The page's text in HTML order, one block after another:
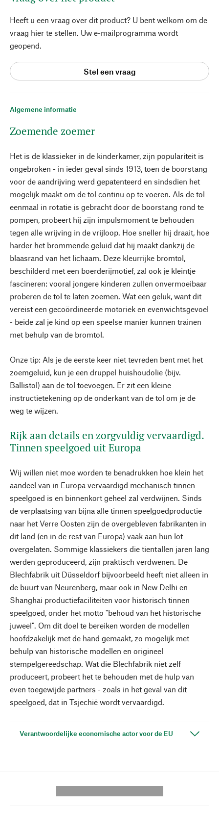
Algemene informatie
Zoemende zoemer
Het is de klassieker in de kinderkamer, zijn populariteit is
ongebroken - in ieder geval sinds 1913, toen de boorstang
voor de aandrijving werd gepatenteerd en sindsdien het
mogelijk maakt om de tol continu op te voeren. Als de tol
eenmaal in rotatie is gebracht door de boorstang rond te
pompen, probeert hij zijn impulsmoment te behouden
tegen alle wrijving in de vrijloop. Hoe sneller hij draait, hoe
harder het brommende geluid dat hij maakt dankzij de
blaasrand van het lichaam. Deze kleurrijke bromtol,
beschilderd met een boerderijmotief, zal ook je kleintje
fascineren: vooral jongere kinderen zullen onvermoeibaar
proberen de tol te laten zoemen. Wat een geluk, want dit
vereist een gecoördineerde motoriek en evenwichtsgevoel
- beide zal je kind op een speelse manier kunnen trainen
met behulp van de bromtol.
Onze tip: Als je de eerste keer niet tevreden bent met het
zoemgeluid, kun je een druppel huishoudolie (bijv.
Ballistol) aan de tol toevoegen. Er zit een kleine
instructietekening op de onderkant van de tol om je de
weg te wijzen.
Rijk aan details en zorgvuldig vervaardigd.
Tinnen speelgoed uit Europa
Wij willen niet moe worden te benadrukken hoe klein het
aandeel van in Europa vervaardigd mechanisch tinnen
speelgoed is en binnenkort geheel zal verdwijnen. Sinds
de verplaatsing van bijna alle tinnen speelgoedproductie
naar het Verre Oosten zijn de overgebleven fabrikanten in
dit land (en in de rest van Europa) vaak aan hun lot
overgelaten. Sommige klassiekers die tientallen jaren lang
werden geproduceerd, zijn praktisch verdwenen. De
Blechfabrik uit Düsseldorf bijvoorbeeld heeft niet alleen in
de buurt van Neurenberg, maar ook in New Delhi en
Shanghai productiefaciliteiten voor historisch tinnen
speelgoed, onder het motto "behoud van het historische
juweel". Om dit doel te bereiken worden de modellen
hoofdzakelijk met de hand gemaakt, zo mogelijk met
behulp van historische modellen en origineel
stempelgereedschap. Wat die Blechfabrik niet zelf
produceert, probeert het te behouden met de hulp van
even toegewijde partners - zoals in het geval van dit
speelgoed, dat in Tsjechië wordt vervaardigd.
Verantwoordelijke economische actor voor de EU
Heeft u een vraag over dit product? U bent welkom om de
vraag hier te stellen. Uw e-mailprogramma wordt
geopend.
Stel een vraag